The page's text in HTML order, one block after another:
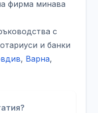
фирма минава
с
и банки
, Варна,